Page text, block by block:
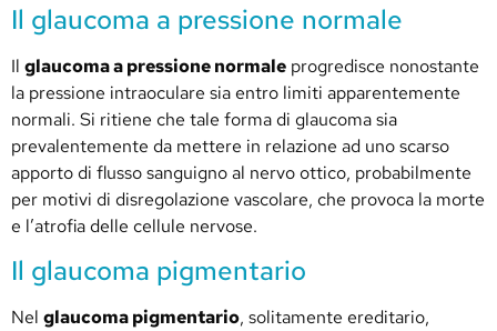
Il glaucoma a pressione normale
Il glaucoma a pressione normale progredisce nonostante
la pressione intraoculare sia entro limiti apparentemente
normali. Si ritiene che tale forma di glaucoma sia
prevalentemente da mettere in relazione ad uno scarso
apporto di flusso sanguigno al nervo ottico, probabilmente
per motivi di disregolazione vascolare, che provoca la morte
e l’atrofia delle cellule nervose.
Il glaucoma pigmentario
Nel glaucoma pigmentario, solitamente ereditario,